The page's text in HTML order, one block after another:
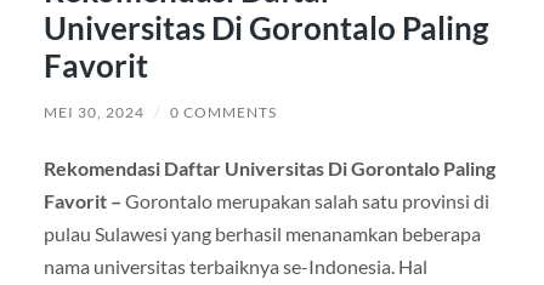
Universitas Di Gorontalo Paling
Favorit
MEI 30, 2024 / 0 COMMENTS
Rekomendasi Daftar Universitas Di Gorontalo Paling
Favorit – Gorontalo merupakan salah satu provinsi di
pulau Sulawesi yang berhasil menanamkan beberapa
nama universitas terbaiknya se-Indonesia. Hal